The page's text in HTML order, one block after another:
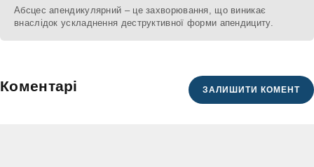
Абсцес апендикулярний – це захворювання, що виникає
внаслідок ускладнення деструктивної форми апендициту.
Коментарі ЗАЛИШИТИ КОМЕНТ